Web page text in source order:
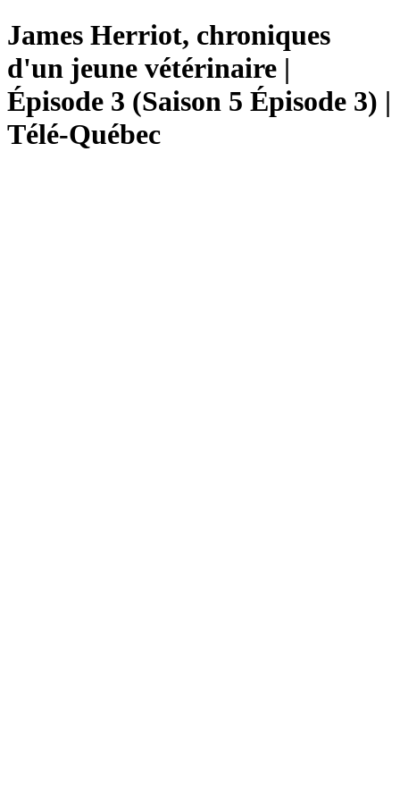
James Herriot, chroniques
d'un jeune vétérinaire |
Épisode 3 (Saison 5 Épisode 3) |
Télé-Québec